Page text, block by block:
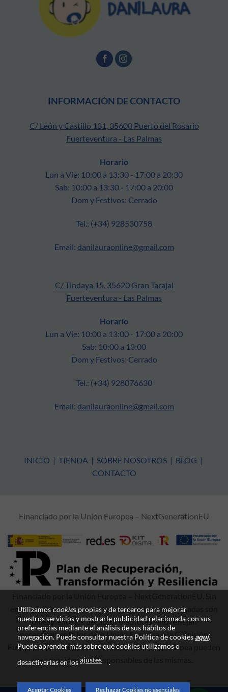
INFORMACIÓN DE CONTACTO
C/ León y Castillo 131, 35600 Puerto del Rosario
Fuerteventura - Las Palmas
Horario
Lun a Vie: 10:00 a 13:30 - 17:00 a 20:30
Sab: 10:00 a 13:30 - 17:00 a 20:00
Dom y Festivos: Cerrado
Tel.: (+34) 928530758
Email: danilauraonline@gmail.com
C/ Tindaya 15, 35620 Gran Tarajal
Fuerteventura - Las Palmas
Horario
Lun a Vie: 10:00 a 13:00 - 17:00 a 20:00
Sab: 10:00 a 13:00
Dom y Festivos: Cerrado
Tel.: (+34) 928076630
Email: danilauraonline@gmail.com
INICIO | TIENDA | SOBRE NOSOTROS | BLOG |
CONTACTO
Financiado por la Unión Europea – NextGenerationEU
embargo, los puntos de vista y las opiniones expresadas son
únicamente los del autor o autores y no reflejan
necesariamente los de la Unión Europea o la Comisión
Europea. Ni la Unión Europea ni la Comisión Europea pueden
ser consideradas responsables de las mismas.
Utilizamos cookies propias y de terceros para mejorar
nuestros servicios y mostrarle publicidad relacionada con sus
preferencias mediante el análisis de sus hábitos de
navegación. Puede consultar nuestra Política de cookies aquí.
Puede aprender más sobre qué cookies utilizamos o
desactivarlas en losajustes .
Aceptar Cookies Rechazar Cookies no esenciales